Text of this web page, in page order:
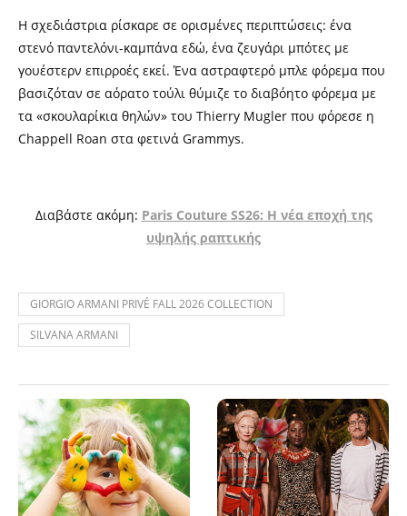
Η σχεδιάστρια ρίσκαρε σε ορισμένες περιπτώσεις: ένα
στενό παντελόνι-καμπάνα εδώ, ένα ζευγάρι μπότες με
γουέστερν επιρροές εκεί. Ένα αστραφτερό μπλε φόρεμα που
βασιζόταν σε αόρατο τούλι θύμιζε το διαβόητο φόρεμα με
τα «σκουλαρίκια θηλών» του Thierry Mugler που φόρεσε η
Chappell Roan στα φετινά Grammys.
Διαβάστε ακόμη: Paris Couture SS26: Η νέα εποχή της
υψηλής ραπτικής
GIORGIO ARMANI PRIVÉ FALL 2026 COLLECTION
SILVANA ARMANI